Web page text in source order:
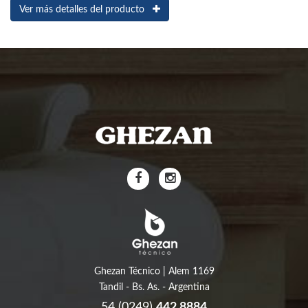
Ver más detalles del producto
Ghezan Técnico | Alem 1169
Tandil - Bs. As. - Argentina